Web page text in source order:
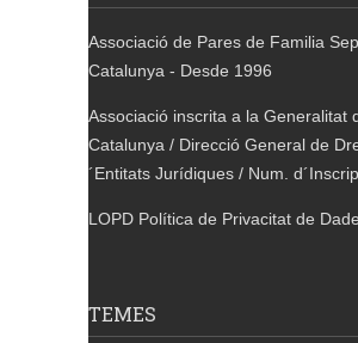
Associació de Pares de Familia
Catalunya - Desde 1996
Associació inscrita a la Generalitat
Catalunya / Direcció General de
´Entitats Jurídiques / Num.
LOPD Política de Privacitat de
TEMES